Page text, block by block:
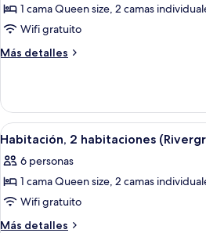
fotos
de
Habitación,
(Historic
Snowbridge)
1 cama Queen size, 2 camas
Wifi gratuito
Más detalles
Más
2
habitaciones
(Historic
Abrir
todas
las
fotos
de
Habitación,
Un
4
Habitación, 2 habitaciones
6 personas
1 cama Queen size, 2 camas
Wifi gratuito
Más detalles
Más